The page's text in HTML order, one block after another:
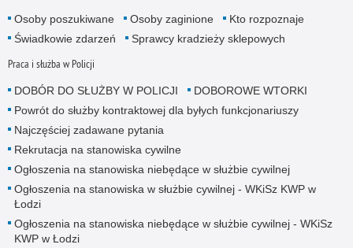
Osoby poszukiwane Osoby zaginione
Kto rozpoznaje
Świadkowie zdarzeń
Sprawcy kradzieży sklepowych
Praca i służba w Policji
DOBÓR DO SŁUŻBY W POLICJI
DOBOROWE WTORKI
Powrót do służby kontraktowej dla byłych funkcjonariuszy
Najczęściej zadawane pytania
Rekrutacja na stanowiska cywilne
Ogłoszenia na stanowiska niebędące w służbie cywilnej
Ogłoszenia na stanowiska w służbie cywilnej - WKiSz KWP w
Łodzi
Ogłoszenia na stanowiska niebędące w służbie cywilnej - WKiSz
KWP w Łodzi